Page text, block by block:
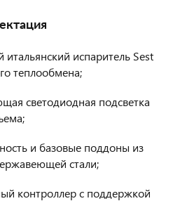
испаритель Sest
теплообмена;
светодиодная подсветка
и базовые поддоны из
стали;
контроллер с поддержкой